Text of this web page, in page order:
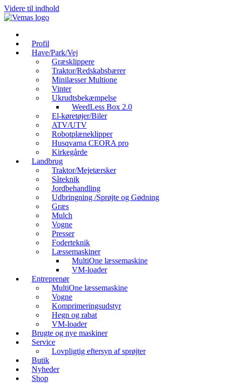
Videre til indhold
Profil
Have/Park/Vej
Græsklippere
Traktor/Redskabsbærer
Minilæsser Multione
Vinter
Ukrudtsbekæmpelse
WeedLess Box 2.0
El-køretøjer/Biler
ATV/UTV
Robotplæneklipper
Husqvarna CEORA pro
Kirkegårde
Landbrug
Traktor/Mejetærsker
Såteknik
Jordbehandling
Udbringning /Sprøjte og Gødning
Græs
Mulch
Vogne
Presser
Foderteknik
Læssemaskiner
MultiOne læssemaskine
VM-loader
Entreprenør
MultiOne læssemaskine
Vogne
Komprimeringsudstyr
Hegn og rabat
VM-loader
Brugte og nye maskiner
Service
Lovpligtig eftersyn af sprøjter
Butik
Nyheder
Shop